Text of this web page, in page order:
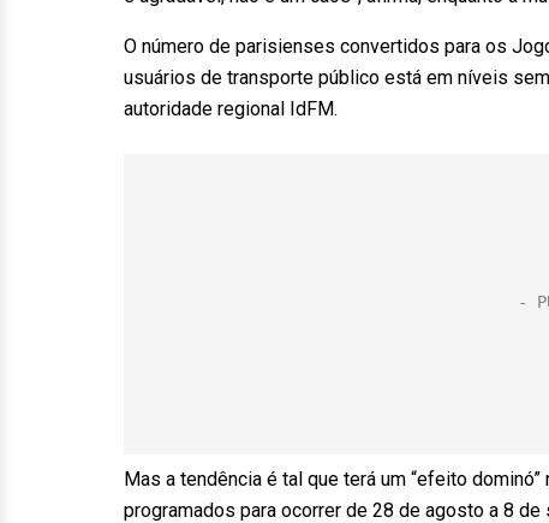
O número de parisienses convertidos para os
usuários de transporte público está em níveis
autoridade regional IdFM.
Mas a tendência é tal que terá um “efeito
programados para ocorrer de 28 de agosto a 8